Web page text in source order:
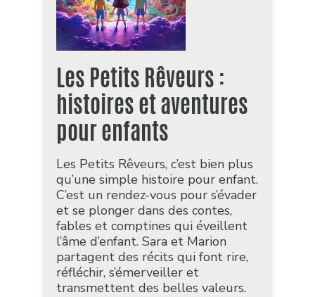
Les Petits Rêveurs :
histoires et aventures
pour enfants
Les Petits Rêveurs, c’est bien plus
qu’une simple histoire pour enfant.
C’est un rendez-vous pour s’évader
et se plonger dans des contes,
fables et comptines qui éveillent
l’âme d’enfant. Sara et Marion
partagent des récits qui font rire,
réfléchir, s’émerveiller et
transmettent des belles valeurs.